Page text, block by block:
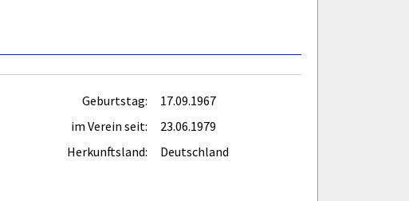
Geburtstag:
17.09.1967
im Verein seit:
23.06.1979
Herkunftsland:
Deutschland